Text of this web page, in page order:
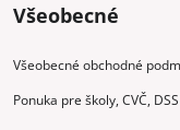
Všeobecné
Všeobecné obchodné
Ponuka pre školy, CVČ, DSS